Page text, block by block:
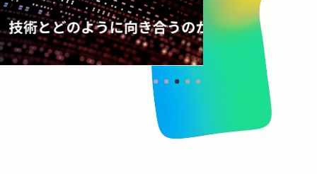
コンテンツを見